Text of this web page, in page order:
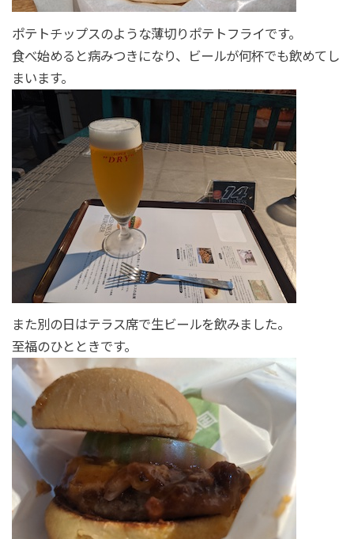
ポテトチップスのような薄切りポテトフライです。
食べ始めると病みつきになり、ビールが何杯でも飲めてし
まいます。
また別の日はテラス席で生ビールを飲みました。
至福のひとときです。